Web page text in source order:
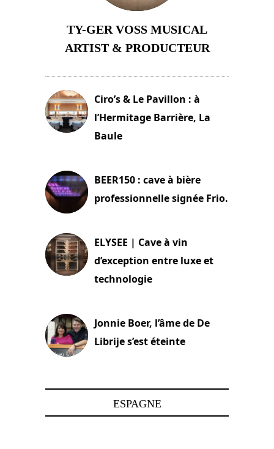
TY-GER VOSS MUSICAL
ARTIST & PRODUCTEUR
Ciro’s & Le Pavillon : à
l’Hermitage Barrière, La
Baule
BEER150 : cave à bière
professionnelle signée Frio.
ELYSEE | Cave à vin
d’exception entre luxe et
technologie
Jonnie Boer, l’âme de De
Librije s’est éteinte
ESPAGNE